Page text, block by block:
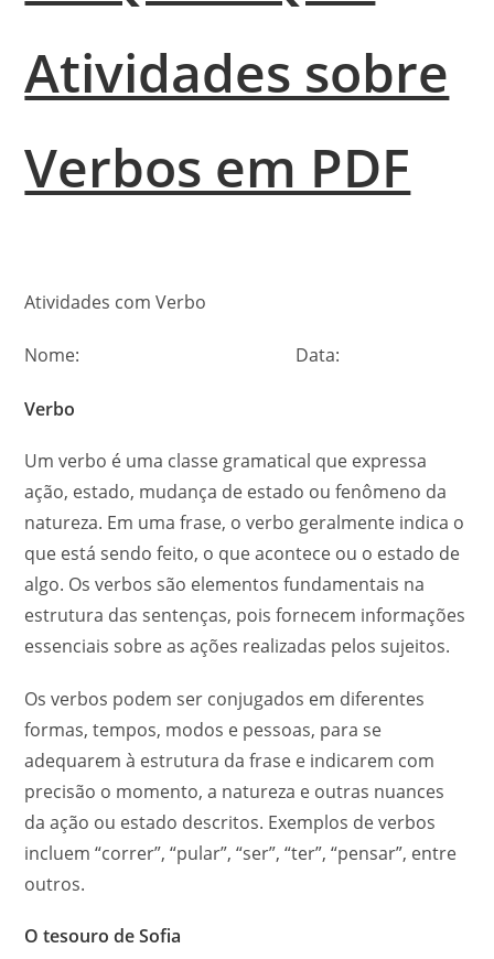
Atividades sobre
Verbos em PDF
Atividades com Verbo
Nome: Data:
Verbo
Um verbo é uma classe gramatical que expressa
ação, estado, mudança de estado ou fenômeno da
natureza. Em uma frase, o verbo geralmente indica o
que está sendo feito, o que acontece ou o estado de
algo. Os verbos são elementos fundamentais na
estrutura das sentenças, pois fornecem informações
essenciais sobre as ações realizadas pelos sujeitos.
Os verbos podem ser conjugados em diferentes
formas, tempos, modos e pessoas, para se
adequarem à estrutura da frase e indicarem com
precisão o momento, a natureza e outras nuances
da ação ou estado descritos. Exemplos de verbos
incluem “correr”, “pular”, “ser”, “ter”, “pensar”, entre
outros.
O tesouro de Sofia